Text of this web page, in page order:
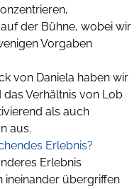
der Bühne, wobei wir
Vorgaben
von Daniela haben wir
Verhältnis von Lob
als auch
aus.
Erlebnis?
Erlebnis
ineinander übergriffen